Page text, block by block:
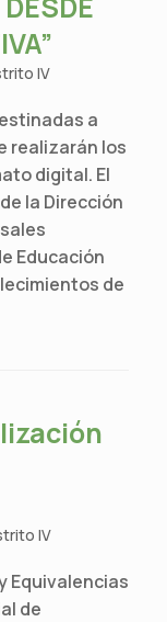
IV
a
realizarán los
digital. El
la Dirección
Educación
de
IV
Equivalencias
de